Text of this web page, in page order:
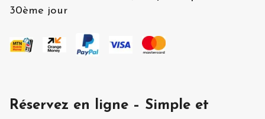
30ème jour
Réservez en ligne – Simple et